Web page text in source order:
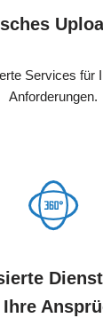
Services für
Anforderungen.